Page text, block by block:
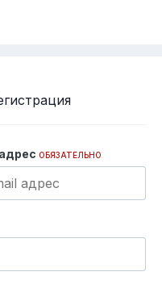
ОБЯЗАТЕЛЬНО